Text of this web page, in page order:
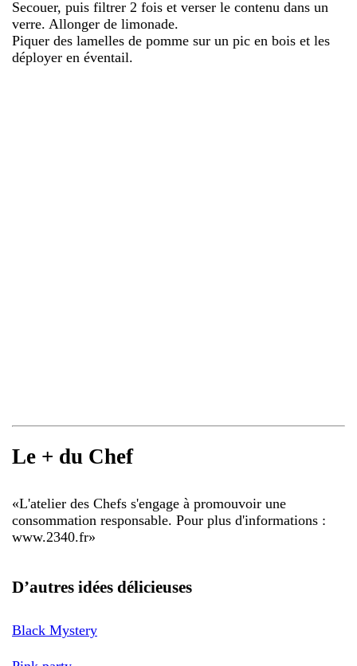
Secouer, puis filtrer 2 fois et verser le contenu dans un
verre. Allonger de limonade.
Piquer des lamelles de pomme sur un pic en bois et les
déployer en éventail.
Le + du Chef
«L'atelier des Chefs s'engage à promouvoir une
consommation responsable. Pour plus d'informations :
www.2340.fr»
D’autres idées délicieuses
Black Mystery